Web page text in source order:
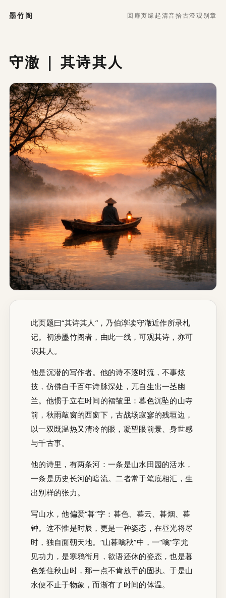
墨竹阁 回扉页缘起清音拾古澄观别章
守澈 | 其诗其人
此页题曰“其诗其人”，乃伯淳读守澈近作所录札
记。初涉墨竹阁者，由此一线，可观其诗，亦可
识其人。
他是沉潜的写作者。他的诗不逐时流，不事炫
技，仿佛自千百年诗脉深处，兀自生出一茎幽
兰。他惯于立在时间的褶皱里：暮色沉坠的山寺
前，秋雨敲窗的西窗下，古战场寂寥的残垣边，
以一双既温热又清冷的眼，凝望眼前景、身世感
与千古事。
他的诗里，有两条河：一条是山水田园的活水，
一条是历史长河的暗流。二者常于笔底相汇，生
出别样的张力。
写山水，他偏爱“暮”字：暮色、暮云、暮烟、暮
钟。这不惟是时辰，更是一种姿态，在昼光将尽
时，独自面朝天地。“山暮噙秋”中，一“噙”字尤
见功力，是寒鸦衔月，欲语还休的姿态，也是暮
色笼住秋山时，那一点不肯放手的固执。于是山
水便不止于物象，而渐有了时间的体温。